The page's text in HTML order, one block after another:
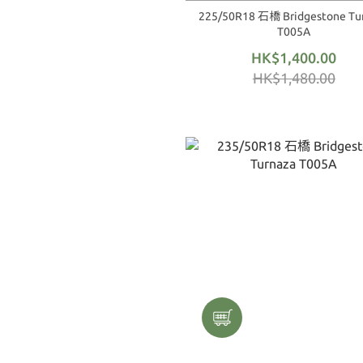
225/50R18 石橋 Bridgestone
T005A
HK$1,400.00
HK$1,480.00